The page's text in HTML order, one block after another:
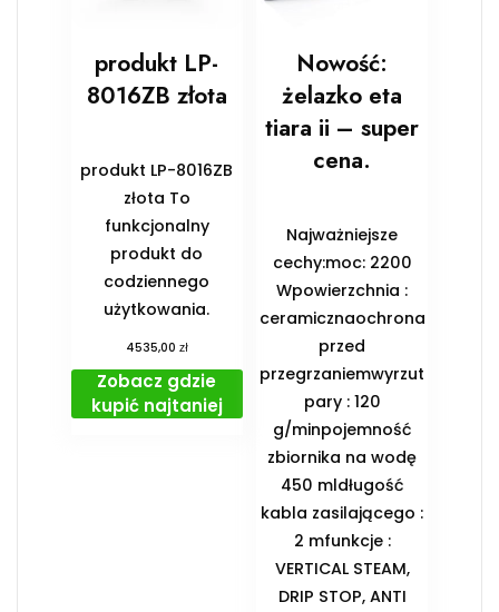
produkt LP-
8016ZB złota
produkt LP-8016ZB
złota To
funkcjonalny
produkt do
codziennego
użytkowania.
4535,00 zł
Zobacz gdzie
kupić najtaniej
Nowość:
żelazko eta
tiara ii – super
cena.
Najważniejsze
cechy:moc: 2200
Wpowierzchnia :
ceramicznaochrona
przed
przegrzaniemwyrzut
pary : 120
g/minpojemność
zbiornika na wodę
450 mldługość
kabla zasilającego :
2 mfunkcje :
VERTICAL STEAM,
DRIP STOP, ANTI